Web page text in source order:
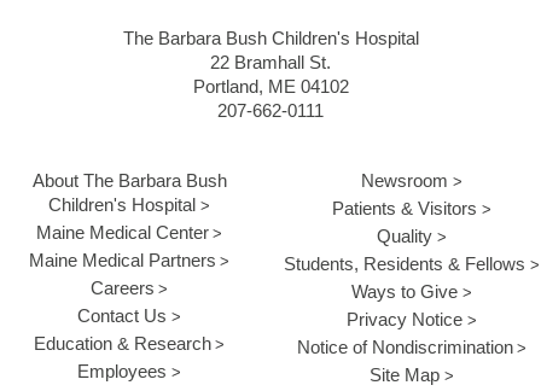
The Barbara Bush Children's Hospital
22 Bramhall St.
Portland, ME 04102
207-662-0111
About The Barbara Bush
Children's Hospital
Maine Medical Center
Maine Medical Partners
Careers
Contact Us
Education & Research
Employees
Newsroom
Patients & Visitors
Quality
Students, Residents & Fellows
Ways to Give
Privacy Notice
Notice of Nondiscrimination
Site Map